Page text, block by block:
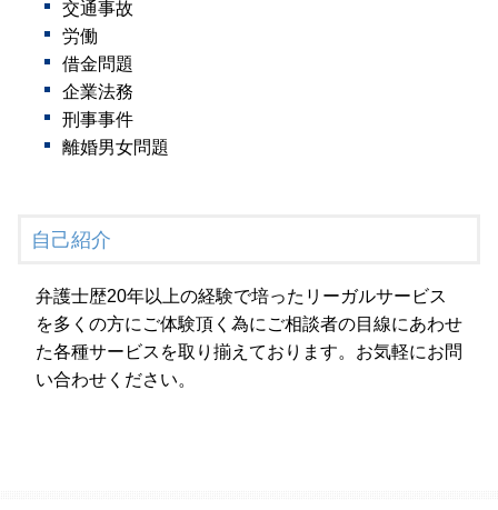
交通事故
労働
借金問題
企業法務
刑事事件
離婚男女問題
自己紹介
弁護士歴20年以上の経験で培ったリーガルサービス
を多くの方にご体験頂く為にご相談者の目線にあわせ
た各種サービスを取り揃えております。お気軽にお問
い合わせください。